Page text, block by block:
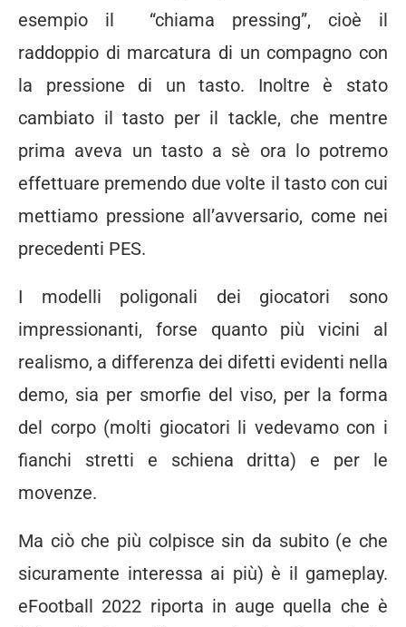
esempio il “chiama pressing”, cioè il
raddoppio di marcatura di un compagno con
la pressione di un tasto. Inoltre è stato
cambiato il tasto per il tackle, che mentre
prima aveva un tasto a sè ora lo potremo
effettuare premendo due volte il tasto con cui
mettiamo pressione all’avversario, come nei
precedenti PES.
I modelli poligonali dei giocatori sono
impressionanti, forse quanto più vicini al
realismo, a differenza dei difetti evidenti nella
demo, sia per smorfie del viso, per la forma
del corpo (molti giocatori li vedevamo con i
fianchi stretti e schiena dritta) e per le
movenze.
Ma ciò che più colpisce sin da subito (e che
sicuramente interessa ai più) è il gameplay.
eFootball 2022 riporta in auge quella che è